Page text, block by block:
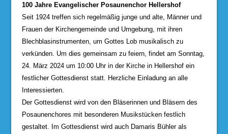
100 Jahre Evangelischer Posaunenchor Hellershof
Seit 1924 treffen sich regelmäßig junge und alte, Männer und
Frauen der Kirchengemeinde und Umgebung, mit ihren
Blechblasinstrumenten, um Gottes Lob musikalisch zu
verkünden. Um dies gemeinsam zu feiern, findet am Sonntag,
24. März 2024 um 10:00 Uhr in der Kirche in Hellershof ein
festlicher Gottesdienst statt. Herzliche Einladung an alle
Interessierten.
Der Gottesdienst wird von den Bläserinnen und Bläsern des
Posaunenchores mit besonderen Musikstücken festlich
gestaltet. Im Gottesdienst wird auch Damaris Bühler als